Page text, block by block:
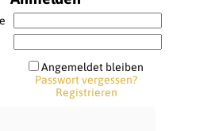
Angemeldet bleiben
Passwort vergessen?
Registrieren